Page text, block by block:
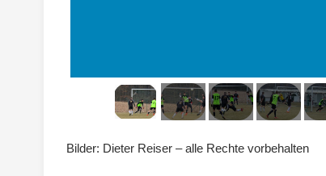
Bilder: Dieter Reiser – alle Rechte vorbehalten